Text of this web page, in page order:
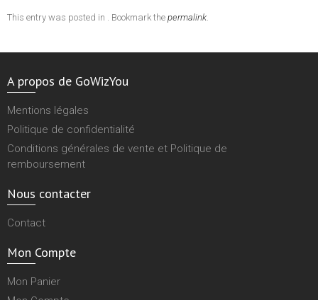
This entry was posted in . Bookmark the permalink.
A propos de GoWizYou
Mentions légales
Politique de confidentialité
Conditions générales de vente et Politique de
remboursement
Nous contacter
Contact
Mon Compte
Mon Panier